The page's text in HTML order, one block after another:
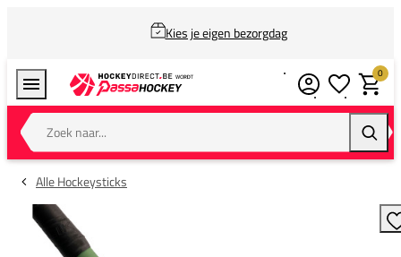
Kies je eigen bezorgdag
Zoek naar...
0
Alle Hockeysticks